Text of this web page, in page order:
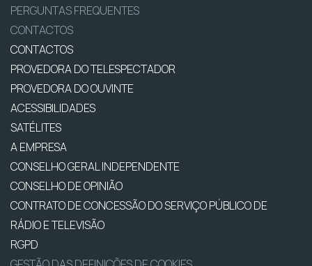
PERGUNTAS FREQUENTES
CONTACTOS
CONTACTOS
PROVEDORA DO TELESPECTADOR
PROVEDORA DO OUVINTE
ACESSIBILIDADES
SATÉLITES
A EMPRESA
CONSELHO GERAL INDEPENDENTE
CONSELHO DE OPINIÃO
CONTRATO DE CONCESSÃO DO SERVIÇO PÚBLICO DE
RÁDIO E TELEVISÃO
RGPD